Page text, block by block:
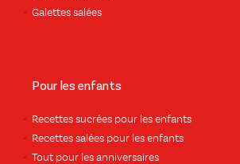
Galettes salées
Pour les enfants
Recettes sucrées pour les enfants
Recettes salées pour les enfants
Tout pour les anniversaires